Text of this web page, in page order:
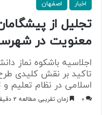
اخبار اصفهان
تجلیل از
معنویت در
اجلاسیه باشکوه نماز
تاکید بر نقش کلیدی
اسلامی در نظام تعلیم و
0 زمان تقریبی مطالعه 2 دقیقه